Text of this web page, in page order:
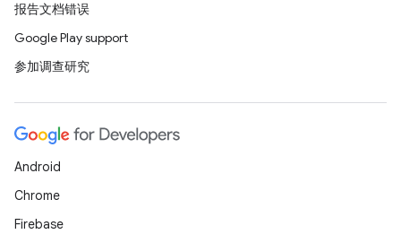
报告文档错误
Google Play support
参加调查研究
Android
Chrome
Firebase